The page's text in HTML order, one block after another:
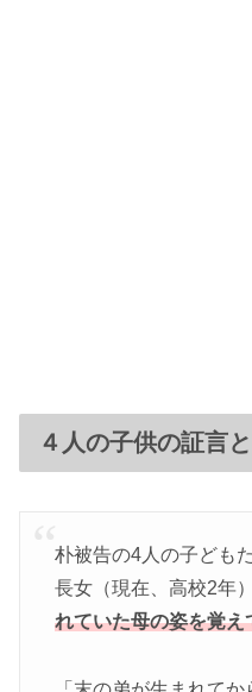
４人の子供の証言
朴被告の4人の子ども
長女（現在、高校2年）
れていた母の姿を覚え